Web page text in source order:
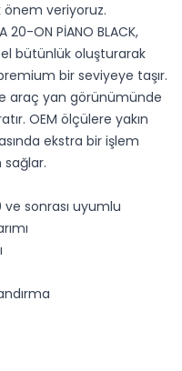
veriyoruz.
20-ON PİANO BLACK,
bütünlük oluşturarak
bir seviyeye taşır.
araç yan görünümünde
OEM ölçülere yakın
ekstra bir işlem
sonrası uyumlu